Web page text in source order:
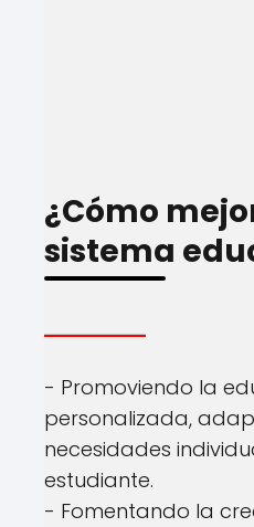
¿Cómo
sistema
- Promoviendo la
personalizada,
necesidades
estudiante.
- Fomentando la